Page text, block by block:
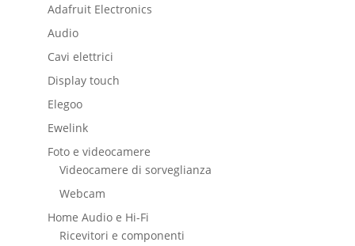
Adafruit Electronics
Audio
Cavi elettrici
Display touch
Elegoo
Ewelink
Foto e videocamere
Videocamere di sorveglianza
Webcam
Home Audio e Hi-Fi
Ricevitori e componenti